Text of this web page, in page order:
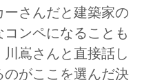
さんだと建築家の
ンペになることも
嶌さんと直接話し
がここを選んだ決